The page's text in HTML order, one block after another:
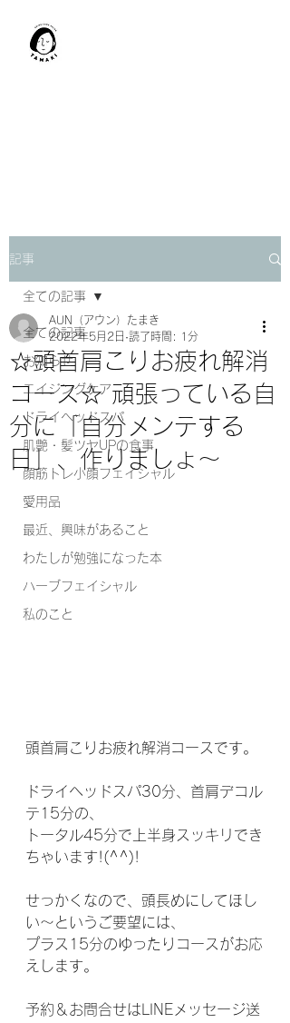
記事
全ての記事
お知らせ
エイジングケア
ドライヘッドスパ
肌艶・髪ツヤUPの食事
顔筋トレ小顔フェイシャル
愛用品
最近、興味があること
わたしが勉強になった本
ハーブフェイシャル
私のこと
全ての記事
☆頭首肩こりお疲れ解消
コース☆ 頑張っている自
分に「自分メンテする
日」、作りましょ～
AUN（アウン）たまき
2022年5月2日 読了時間: 1分
頭首肩こりお疲れ解消コースです。
ドライヘッドスパ30分、首肩デコル
テ15分の、
トータル45分で上半身スッキリでき
ちゃいます!(^^)!
せっかくなので、頭長めにしてほし
い～というご要望には、
プラス15分のゆったりコースがお応
えします。
予約＆お問合せはLINEメッセージ送